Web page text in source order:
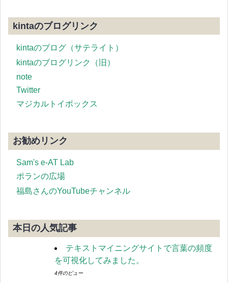
kintaのブログリンク
kintaのブログ（サテライト）
kintaのブログリンク（旧）
note
Twitter
マジカルトイボックス
お勧めリンク
Sam's e-AT Lab
ポランの広場
福島さんのYouTubeチャンネル
本日の人気記事
テキストマイニングサイトで言葉の頻度
を可視化してみました。
4件のビュー